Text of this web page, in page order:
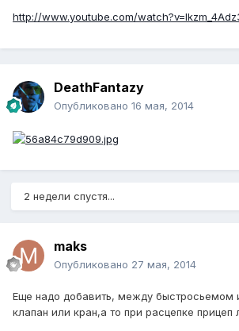
http://www.youtube.com/
DeathFantazy
Опубликовано 16 мая, 2014
2 недели спустя...
maks
Опубликовано 27 мая, 2014
Еще надо добавить, между быстросьемом
клапан или кран,а то при расцепке прицеп